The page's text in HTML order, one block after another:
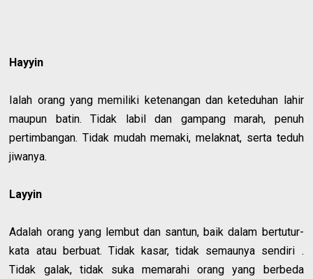
Hayyin
Ialah orang yang memiliki ketenangan dan keteduhan lahir
maupun batin. Tidak labil dan gampang marah, penuh
pertimbangan. Tidak mudah memaki, melaknat, serta teduh
jiwanya.
Layyin
Adalah orang yang lembut dan santun, baik dalam bertutur-
kata atau berbuat. Tidak kasar, tidak semaunya sendiri .
Tidak galak, tidak suka memarahi orang yang berbeda